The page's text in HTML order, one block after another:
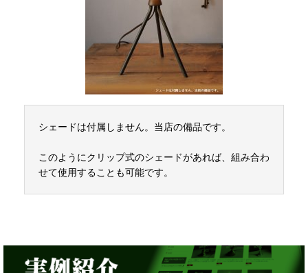
シェードは付属しません。当店の備品です。
このようにクリップ式のシェードがあれば、組み合わ
せて使用することも可能です。